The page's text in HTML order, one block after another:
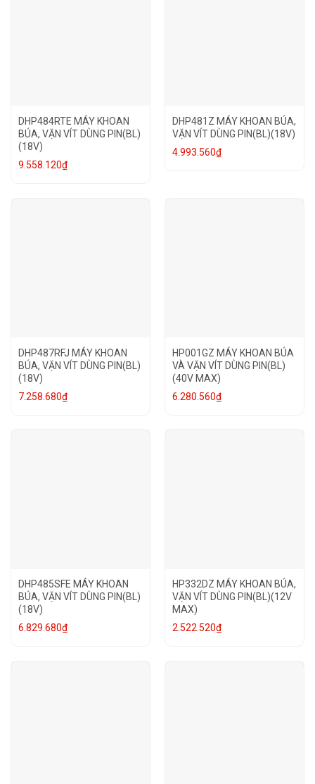
DHP484RTE MÁY KHOAN
BÚA, VẶN VÍT DÙNG PIN(BL)
(18V)
9.558.120₫
DHP481Z MÁY KHOAN BÚA,
VẶN VÍT DÙNG PIN(BL)(18V)
4.993.560₫
DHP487RFJ MÁY KHOAN
BÚA, VẶN VÍT DÙNG PIN(BL)
(18V)
7.258.680₫
HP001GZ MÁY KHOAN BÚA
VÀ VẶN VÍT DÙNG PIN(BL)
(40V MAX)
6.280.560₫
DHP485SFE MÁY KHOAN
BÚA, VẶN VÍT DÙNG PIN(BL)
(18V)
6.829.680₫
HP332DZ MÁY KHOAN BÚA,
VẶN VÍT DÙNG PIN(BL)(12V
MAX)
2.522.520₫